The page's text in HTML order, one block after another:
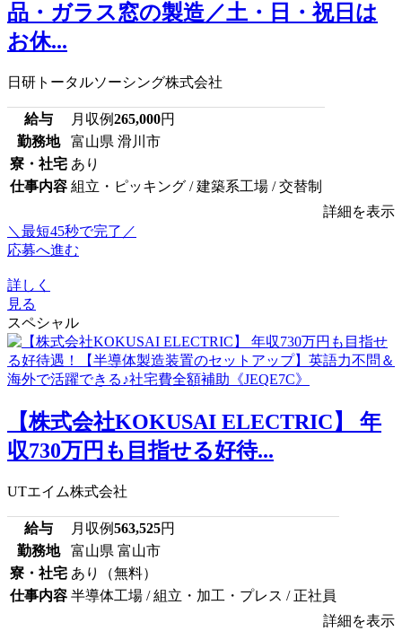
品・ガラス窓の製造／土・日・祝日は
お休...
日研トータルソーシング株式会社
給与 月収例265,000円
勤務地
富山県 滑川市
寮・社宅 あり
仕事内容 組立・ピッキング / 建築系工場 / 交替制
詳細を表示
＼最短45秒で完了／
応募へ進む
詳しく
見る
スペシャル
【株式会社KOKUSAI ELECTRIC】 年
収730万円も目指せる好待...
UTエイム株式会社
給与 月収例563,525円
勤務地
富山県 富山市
寮・社宅 あり（無料）
仕事内容 半導体工場 / 組立・加工・プレス / 正社員
詳細を表示